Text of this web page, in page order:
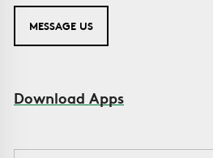
MESSAGE US
Download Apps